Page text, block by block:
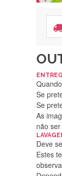
Se
Se
As
não
Deve
Estes